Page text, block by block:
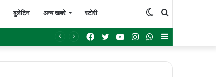
बुलेटिन अन्य खबरे स्टोरी Search
for
Switch
skin
Sidebar
WhatsApp
Instagram
YouTube
Twitter
Facebook